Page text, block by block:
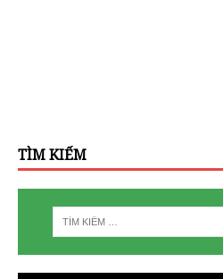
TÌM KIẾM